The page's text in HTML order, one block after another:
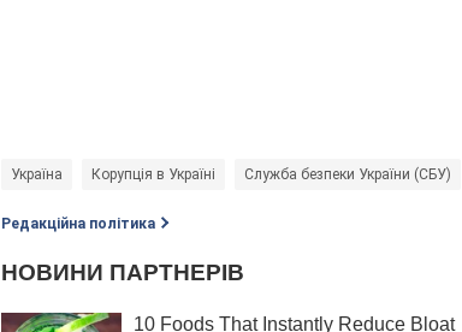
Україна Корупція в Україні Служба безпеки України (СБУ)
Редакційна політика